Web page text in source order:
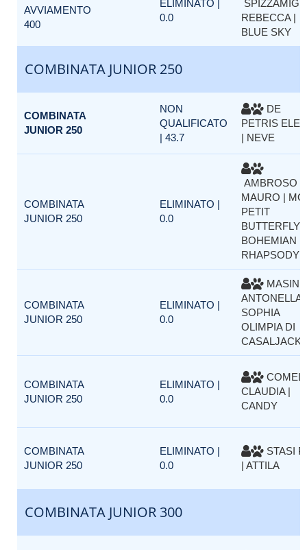
AVVIAMENTO
400
ELIMINATO |
0.0
REBECCA |
BLUE SKY
COMBINATA JUNIOR 250
COMBINATA
JUNIOR 250
NON
QUALIFICATO
| 43.7
DE
PETRIS
| NEVE
COMBINATA
JUNIOR 250
ELIMINATO |
0.0
AMBROSO
MAURO |
PETIT
BUTTERFLY
BOHEMIAN
RHAPSODY
COMBINATA
JUNIOR 250
ELIMINATO |
0.0
MASIN
ANTONELLA |
SOPHIA
OLIMPIA DI
CASALJACK
COMBINATA
JUNIOR 250
ELIMINATO |
0.0
CLAUDIA |
CANDY
COMBINATA
JUNIOR 250
ELIMINATO |
0.0
STASI
| ATTILA
COMBINATA JUNIOR 300